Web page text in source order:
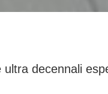
decennali